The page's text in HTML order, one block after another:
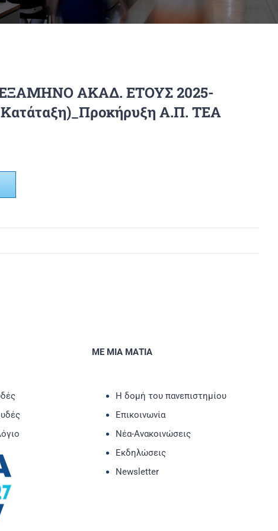
ΑΚΑΔ. ΕΤΟΥΣ 2025-
Α.Π. ΤΕΑ
ΜΕ ΜΙΑ ΜΑΤΙΑ
Η δομή του πανεπιστημίου
Επικοινωνία
Νέα-Ανακοινώσεις
Εκδηλώσεις
Newsletter